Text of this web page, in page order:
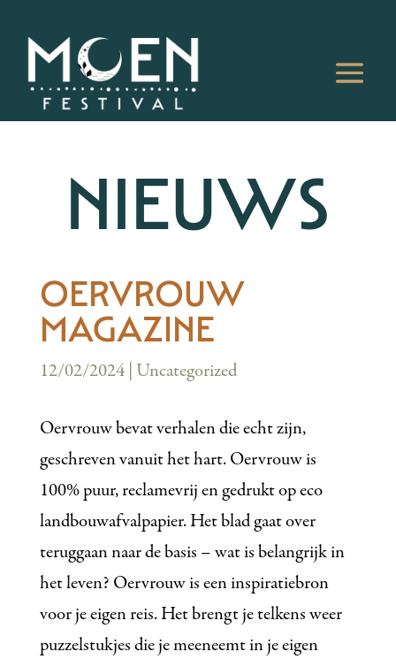
NIEUWS
OERVROUW
MAGAZINE
12/02/2024| Uncategorized
Oervrouw bevat verhalen die echt zijn,
geschreven vanuit het hart. Oervrouw is
100% puur, reclamevrij en gedrukt op eco
landbouwafvalpapier. Het blad gaat over
teruggaan naar de basis – wat is belangrijk in
het leven? Oervrouw is een inspiratiebron
voor je eigen reis. Het brengt je telkens weer
puzzelstukjes die je meeneemt in je eigen